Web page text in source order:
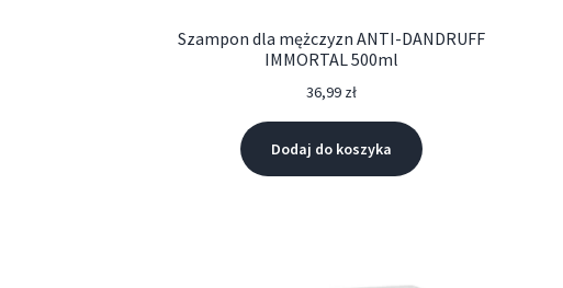
Szampon dla mężczyzn ANTI-DANDRUFF
IMMORTAL 500ml
36,99 zł
Dodaj do koszyka